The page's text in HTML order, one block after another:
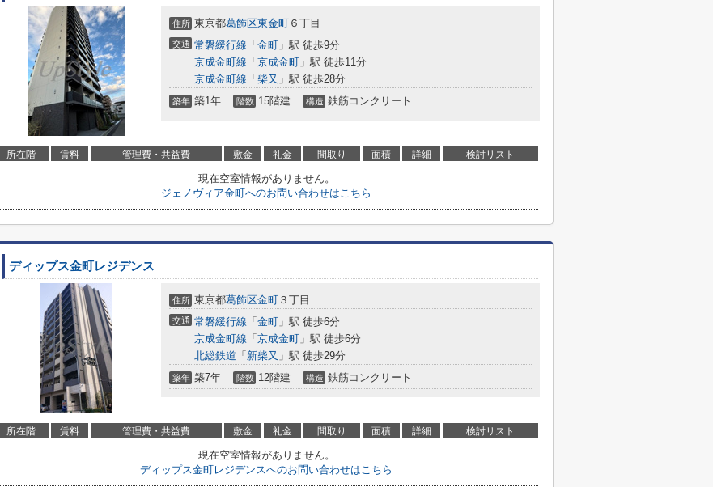
住所 東京都葛飾区東金町 ６丁目
交通 常磐緩行線 「 金町 」駅 徒歩9分
京成金町線 「 京成金町 」駅 徒歩11分
京成金町線 「 柴又 」駅 徒歩28分
築年 築1年 階数 15階建 構造 鉄筋コンクリート
所在階 賃料 管理費・共益費 敷金 礼金 間取り 面積 詳細 検討リスト
現在空室情報がありません。
ジェノヴィア金町へのお問い合わせはこちら
ディップス金町レジデンス
住所 東京都葛飾区金町 ３丁目
交通 常磐緩行線 「 金町 」駅 徒歩6分
京成金町線 「 京成金町 」駅 徒歩6分
北総鉄道 「 新柴又 」駅 徒歩29分
築年 築7年 階数 12階建 構造 鉄筋コンクリート
所在階 賃料 管理費・共益費 敷金 礼金 間取り 面積 詳細 検討リスト
現在空室情報がありません。
ディップス金町レジデンスへのお問い合わせはこちら